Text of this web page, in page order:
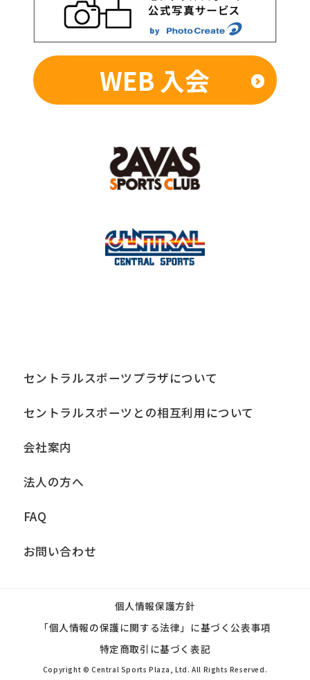
WEB 入会
セントラルスポーツプラザについて
セントラルスポーツとの相互利用について
会社案内
法人の方へ
FAQ
お問い合わせ
個人情報保護方針
「個人情報の保護に関する法律」に基づく公表事項
特定商取引に基づく表記
Copyright © Central Sports Plaza, Ltd. All Rights Reserved.